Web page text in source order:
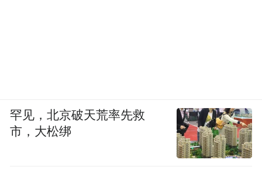
罕见，北京破天荒率先救
市，大松绑